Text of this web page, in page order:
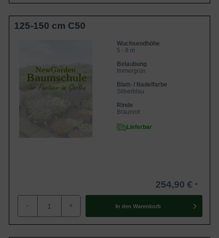
125-150 cm C50
Wuchsendhöhe
5 - 8 m
Belaubung
Immergrün
Blatt- / Nadelfarbe
Silberblau
Rinde
Braunrot
Lieferbar
254,90 €
- + In den Warenkorb